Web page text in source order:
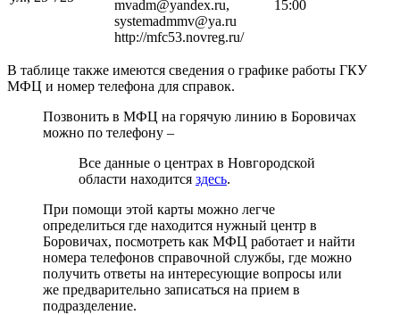
mvadm@yandex.ru,
systemadmmv@ya.ru
http://mfc53.novreg.ru/
15:00
В таблице также имеются сведения о графике работы ГКУ
МФЦ и номер телефона для справок.
Позвонить в МФЦ на горячую линию в Боровичах
можно по телефону –
Все данные о центрах в Новгородской
области находится здесь.
При помощи этой карты можно легче
определиться где находится нужный центр в
Боровичах, посмотреть как МФЦ работает и найти
номера телефонов справочной службы, где можно
получить ответы на интересующие вопросы или
же предварительно записаться на прием в
подразделение.